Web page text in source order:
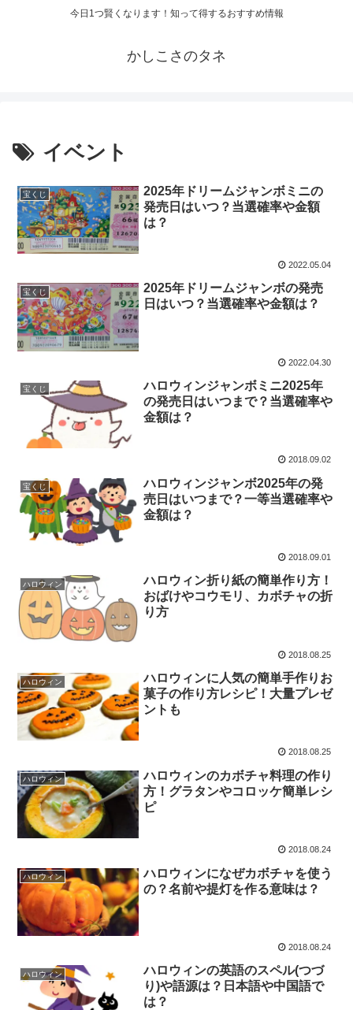
今日1つ賢くなります！知って得するおすすめ情報
かしこさのタネ
イベント
宝くじ
2025年ドリームジャンボミニの
発売日はいつ？当選確率や金額
は？
2022.05.04
宝くじ
2025年ドリームジャンボの発売
日はいつ？当選確率や金額は？
2022.04.30
宝くじ
ハロウィンジャンボミニ2025年
の発売日はいつまで？当選確率や
金額は？
2018.09.02
宝くじ
ハロウィンジャンボ2025年の発
売日はいつまで？一等当選確率や
金額は？
2018.09.01
ハロウィン
ハロウィン折り紙の簡単作り方！
おばけやコウモリ、カボチャの折
り方
2018.08.25
ハロウィン
ハロウィンに人気の簡単手作りお
菓子の作り方レシピ！大量プレゼ
ントも
2018.08.25
ハロウィン
ハロウィンのカボチャ料理の作り
方！グラタンやコロッケ簡単レシ
ピ
2018.08.24
ハロウィン
ハロウィンになぜカボチャを使う
の？名前や提灯を作る意味は？
2018.08.24
ハロウィン
ハロウィンの英語のスペル(つづ
り)や語源は？日本語や中国語で
は？